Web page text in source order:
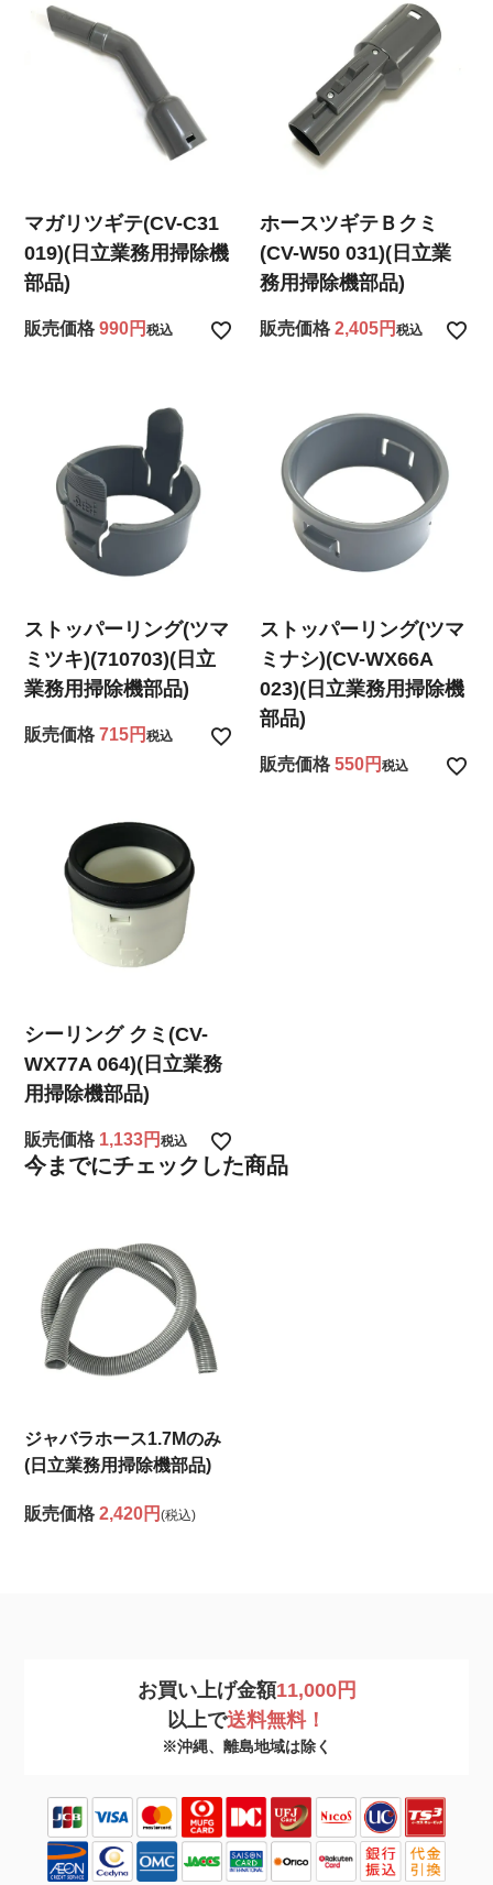
マガリツギテ(CV-C31
019)(日立業務用掃除機
部品)
販売価格 990 税込
ホースツギテＢクミ
(CV-W50 031)(日立業
務用掃除機部品)
販売価格 2,405 税込
ストッパーリング(ツマ
ミツキ)(710703)(日立
業務用掃除機部品)
販売価格 715 税込
ストッパーリング(ツマ
ミナシ)(CV-WX66A
023)(日立業務用掃除機
部品)
販売価格 550 税込
シーリング クミ(CV-
WX77A 064)(日立業務
用掃除機部品)
販売価格 1,133 税込
今までにチェックした商品
ジャバラホース1.7Mのみ
(日立業務用掃除機部品)
販売価格 2,420円(税込)
お買い上げ金額11,000円
以上で送料無料！
※沖縄、離島地域は除く